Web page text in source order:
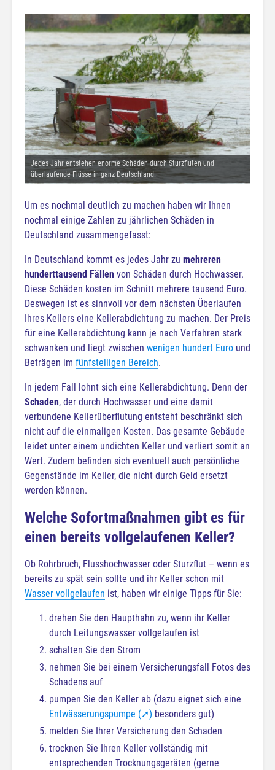
Jedes Jahr entstehen enorme Schäden durch Sturzfluten und
überlaufende Flüsse in ganz Deutschland.
Um es nochmal deutlich zu machen haben wir Ihnen
nochmal einige Zahlen zu jährlichen Schäden in
Deutschland zusammengefasst:
In Deutschland kommt es jedes Jahr zu mehreren
hunderttausend Fällen von Schäden durch Hochwasser.
Diese Schäden kosten im Schnitt mehrere tausend Euro.
Deswegen ist es sinnvoll vor dem nächsten Überlaufen
Ihres Kellers eine Kellerabdichtung zu machen. Der Preis
für eine Kellerabdichtung kann je nach Verfahren stark
schwanken und liegt zwischen wenigen hundert Euro und
Beträgen im fünfstelligen Bereich.
In jedem Fall lohnt sich eine Kellerabdichtung. Denn der
Schaden, der durch Hochwasser und eine damit
verbundene Kellerüberflutung entsteht beschränkt sich
nicht auf die einmaligen Kosten. Das gesamte Gebäude
leidet unter einem undichten Keller und verliert somit an
Wert. Zudem befinden sich eventuell auch persönliche
Gegenstände im Keller, die nicht durch Geld ersetzt
werden können.
Welche Sofortmaßnahmen gibt es für
einen bereits vollgelaufenen Keller?
Ob Rohrbruch, Flusshochwasser oder Sturzflut – wenn es
bereits zu spät sein sollte und ihr Keller schon mit
Wasser vollgelaufen ist, haben wir einige Tipps für Sie:
drehen Sie den Haupthahn zu, wenn ihr Keller
durch Leitungswasser vollgelaufen ist
schalten Sie den Strom
nehmen Sie bei einem Versicherungsfall Fotos des
Schadens auf
pumpen Sie den Keller ab (dazu eignet sich eine
Entwässerungspumpe (➚) besonders gut)
melden Sie Ihrer Versicherung den Schaden
trocknen Sie Ihren Keller vollständig mit
entsprechenden Trocknungsgeräten (gerne